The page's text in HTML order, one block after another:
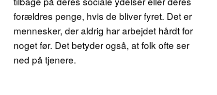
forældres penge, hvis de bliver fyret. Det er
mennesker, der aldrig har arbejdet hårdt for
noget før. Det betyder også, at folk ofte ser
ned på tjenere.